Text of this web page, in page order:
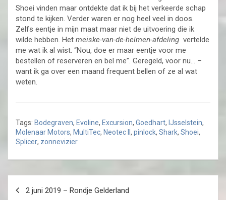
Shoei vinden maar ontdekte dat ik bij het verkeerde schap
stond te kijken. Verder waren er nog heel veel in doos.
Zelfs eentje in mijn maat maar niet de uitvoering die ik
wilde hebben. Het meiske-van-de-helmen-afdeling vertelde
me wat ik al wist. “Nou, doe er maar eentje voor me
bestellen of reserveren en bel me”. Geregeld, voor nu… –
want ik ga over een maand frequent bellen of ze al wat
weten.
Tags: Bodegraven, Evoline, Excursion, Goedhart, IJsselstein,
Molenaar Motors, MultiTec, Neotec II , pinlock, Shark, Shoei,
Splicer, zonnevizier
2 juni 2019 – Rondje Gelderland